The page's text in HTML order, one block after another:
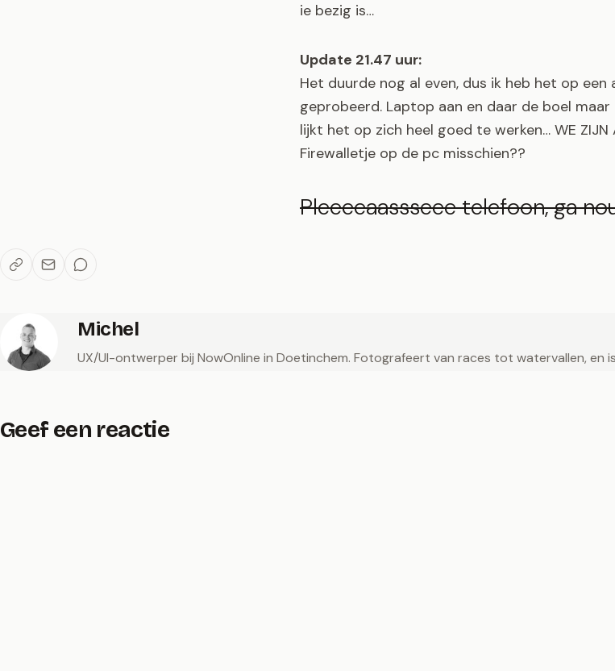
ie bezig is…
Update 21.47 uur:
Het duurde nog al even, dus ik heb het op een
geprobeerd. Laptop aan en daar de boel
lijkt het op zich heel goed te werken… WE ZIJN
Firewalletje op de pc misschien??
Pleeeeaassseee telefoon, ga
Michel
UX/UI-ontwerper bij NowOnline in Doetinchem. Fotografeert van races tot watervallen, en
Geef een reactie